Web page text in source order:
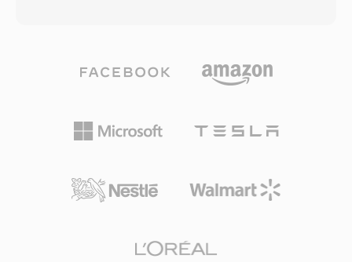
adopsi perangkat keras yang luas di seluruh AV
receiver, konsol game, dan sistem
concealment yang kuat yang menutupi
pun yang bekerja dengan konten surround
sound yang ditujukan untuk media fisik atau
yang terbukti dari mix studio ke ruang tamu.
menghasilkan nada dering tanpa modifikasi
berbeda mencegah track musik biasa muncul di
pemilih nada dering dan sebaliknya. Membuat
sebagai AAC, memangkasnya ke panjang yang
dan GarageBand keduanya menyediakan alur